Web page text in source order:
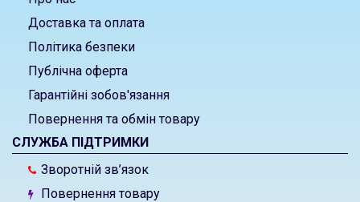
Доставка та оплата
Політика безпеки
Публічна оферта
Гарантійні зобов'язання
Повернення та обмін товару
СЛУЖБА ПІДТРИМКИ
Зворотній зв’язок
Повернення товару